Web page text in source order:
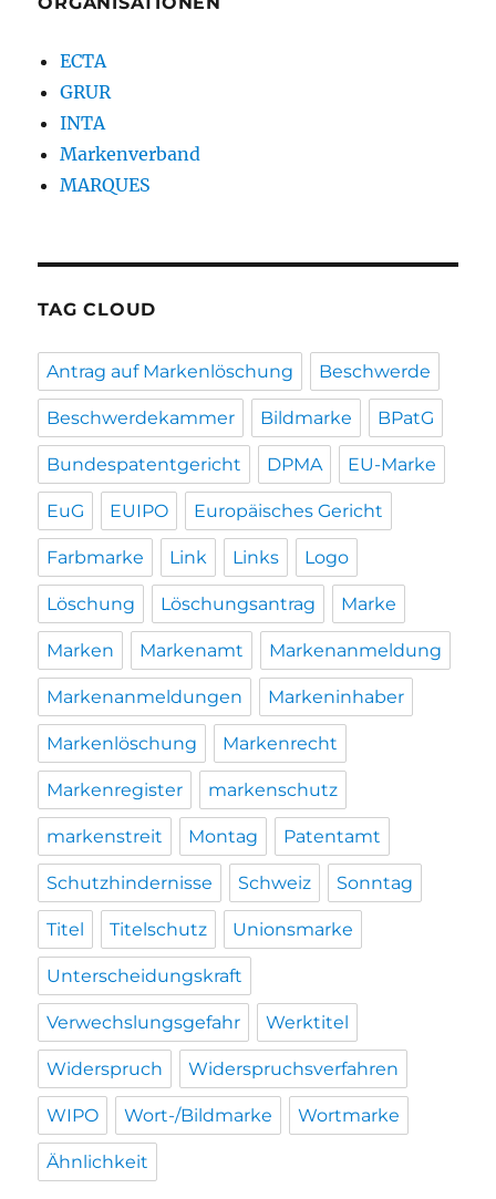
ECTA
GRUR
INTA
Markenverband
MARQUES
TAG CLOUD
Antrag auf Markenlöschung Beschwerde
Beschwerdekammer Bildmarke BPatG
Bundespatentgericht DPMA EU-Marke
EuG EUIPO Europäisches Gericht
Farbmarke Link Links Logo
Löschung Löschungsantrag Marke
Marken Markenamt Markenanmeldung
Markenanmeldungen Markeninhaber
Markenlöschung Markenrecht
Markenregister markenschutz
markenstreit Montag Patentamt
Schutzhindernisse Schweiz Sonntag
Titel Titelschutz Unionsmarke
Unterscheidungskraft
Verwechslungsgefahr Werktitel
Widerspruch Widerspruchsverfahren
WIPO Wort-/Bildmarke Wortmarke
Ähnlichkeit